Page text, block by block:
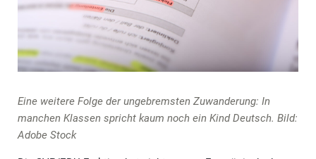
Eine weitere Folge der ungebremsten Zuwanderung: In
manchen Klassen spricht kaum noch ein Kind Deutsch. Bild:
Adobe Stock